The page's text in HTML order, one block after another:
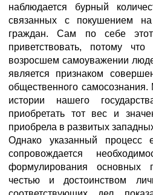
наблюдается бурный
связанных с покушением
граждан. Сам по себе
приветствовать, потому
возросшем самоуважении
является признаком
общественного
истории нашего
приобретать тот вес и
приобрела в развитых
Однако указанный процесс
сопровождается
формулирования основных
честью и достоинством